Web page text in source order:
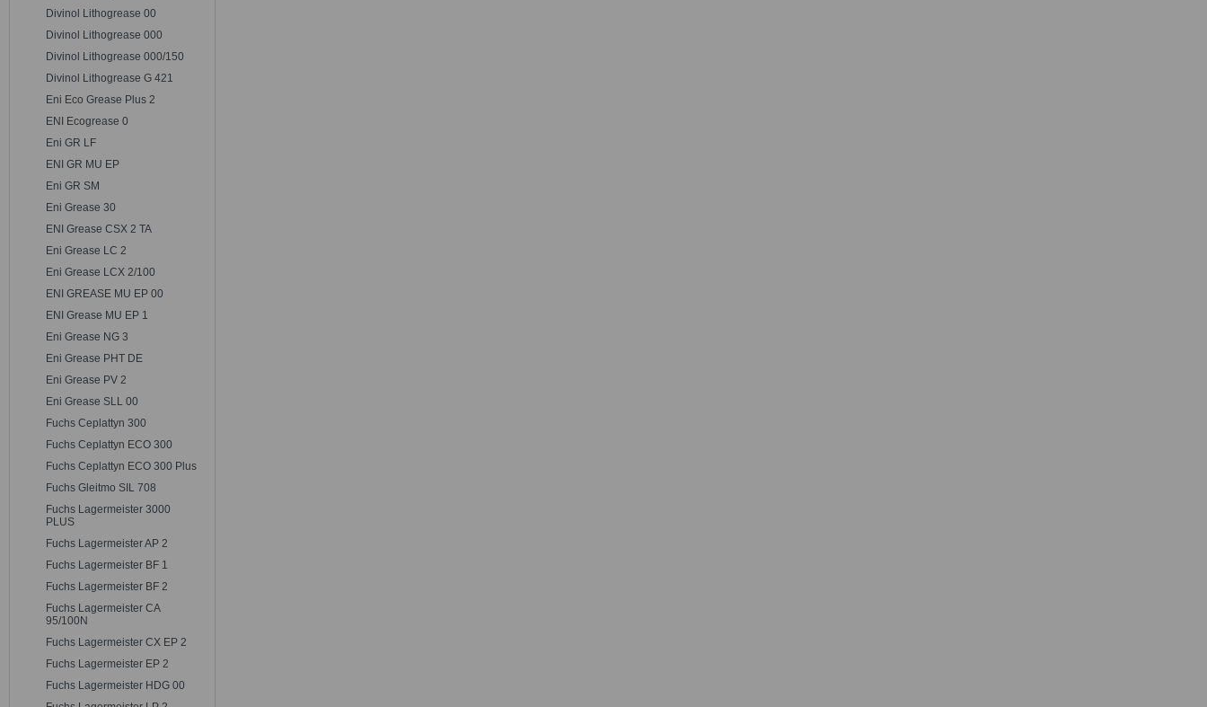
Divinol Lithogrease 00
Divinol Lithogrease 000
Divinol Lithogrease 000/150
Divinol Lithogrease G 421
Eni Eco Grease Plus 2
ENI Ecogrease 0
Eni GR LF
ENI GR MU EP
Eni GR SM
Eni Grease 30
ENI Grease CSX 2 TA
Eni Grease LC 2
Eni Grease LCX 2/100
ENI GREASE MU EP 00
ENI Grease MU EP 1
Eni Grease NG 3
Eni Grease PHT DE
Eni Grease PV 2
Eni Grease SLL 00
Fuchs Ceplattyn 300
Fuchs Ceplattyn ECO 300
Fuchs Ceplattyn ECO 300 Plus
Fuchs Gleitmo SIL 708
Fuchs Lagermeister 3000
PLUS
Fuchs Lagermeister AP 2
Fuchs Lagermeister BF 1
Fuchs Lagermeister BF 2
Fuchs Lagermeister CA
95/100N
Fuchs Lagermeister CX EP 2
Fuchs Lagermeister EP 2
Fuchs Lagermeister HDG 00